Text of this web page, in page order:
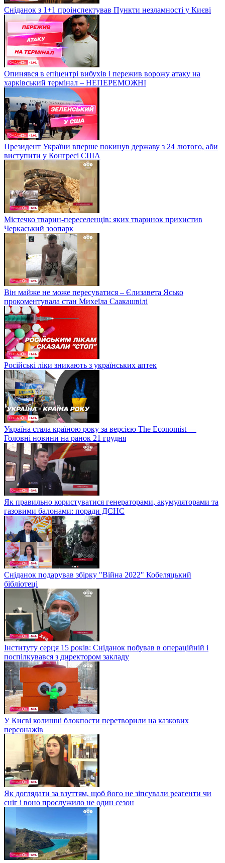
Сніданок з 1+1 проінспектував Пункти незламності у Києві
Опинявся в епіцентрі вибухів і пережив ворожу атаку на
харківський термінал – НЕПЕРЕМОЖНІ
Президент України вперше покинув державу з 24 лютого, аби
виступити у Конгресі США
Містечко тварин-переселенців: яких тваринок прихистив
Черкаський зоопарк
Він майже не може пересуватися – Єлизавета Ясько
прокоментувала стан Михеїла Саакашвілі
Російські ліки зникають з українських аптек
Україна стала країною року за версією The Economist —
Головні новини на ранок 21 грудня
Як правильно користуватися генераторами, акумуляторами та
газовими балонами: поради ДСНС
Сніданок подарував збірку "Війна 2022" Кобеляцький
бібліотеці
Інституту серця 15 років: Сніданок побував в операційній і
поспілкувався з директором закладу
У Києві колишні блокпости перетворили на казкових
персонажів
Як доглядати за взуттям, щоб його не зіпсували реагенти чи
сніг і воно прослужило не один сезон